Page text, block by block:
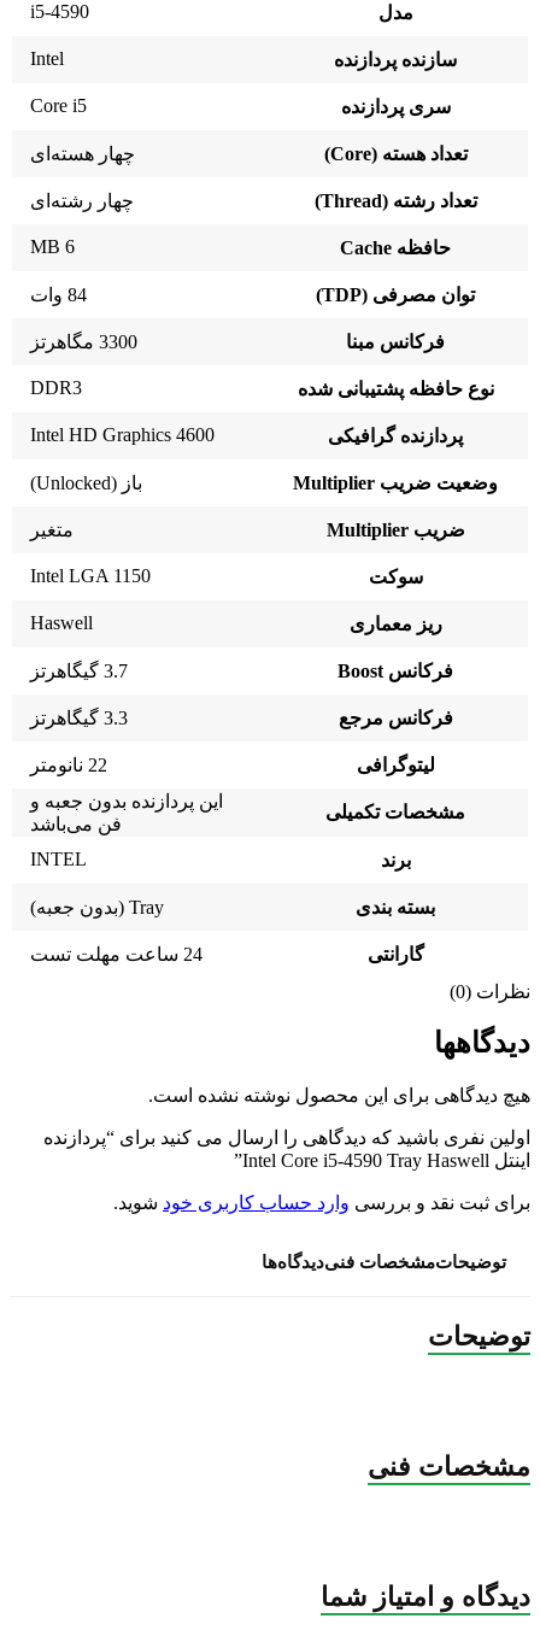
مدل
i5-4590
سازنده پردازنده Intel
سری پردازنده Core i5
تعداد هسته (Core) چهار هسته‌ای
تعداد رشته (Thread) چهار رشته‌ای
حافظه Cache 6 MB
توان مصرفی (TDP) 84 وات
فرکانس مبنا 3300 مگاهرتز
نوع حافظه پشتیبانی شده DDR3
پردازنده گرافیکی Intel HD Graphics 4600
وضعیت ضریب Multiplier باز (Unlocked)
ضریب Multiplier متغیر
سوکت Intel LGA 1150
ریز معماری Haswell
فرکانس Boost 3.7 گیگاهرتز
فرکانس مرجع 3.3 گیگاهرتز
لیتوگرافی 22 نانومتر
مشخصات تکمیلی
این پردازنده بدون جعبه و
فن می‌باشد
برند
INTEL
بسته بندی Tray (بدون جعبه)
گارانتی
24 ساعت مهلت تست
نظرات (0)
دیدگاهها
هیچ دیدگاهی برای این محصول نوشته نشده است.
اولین نفری باشید که دیدگاهی را ارسال می کنید برای “پردازنده
اینتل Intel Core i5-4590 Tray Haswell”
برای ثبت نقد و بررسی وارد حساب کاربری خود شوید.
توضیحاتمشخصات فنیدیدگاه‌ها
توضیحات
مشخصات فنی
دیدگاه و امتیاز شما